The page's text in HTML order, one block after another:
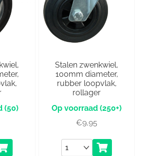
(50)
Stalen zwenkwiel,
100mm diameter,
rubber loopvlak,
rollager
(250+)
€9,95
Aantal